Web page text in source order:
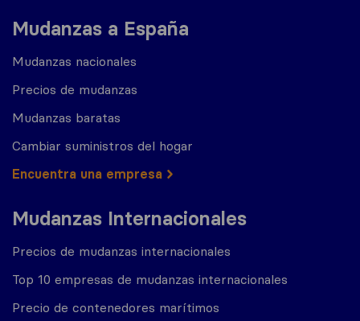
Mudanzas a España
Mudanzas nacionales
Precios de mudanzas
Mudanzas baratas
Cambiar suministros del hogar
Encuentra una empresa
Mudanzas Internacionales
Precios de mudanzas internacionales
Top 10 empresas de mudanzas internacionales
Precio de contenedores marítimos